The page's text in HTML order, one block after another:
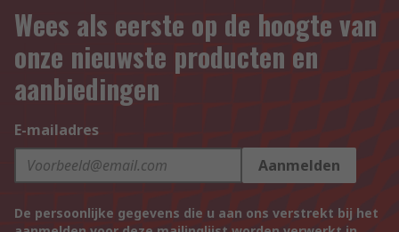
Wees als eerste op de hoogte van
onze nieuwste producten en
aanbiedingen
E-mailadres
Aanmelden
De persoonlijke gegevens die u aan ons verstrekt bij het